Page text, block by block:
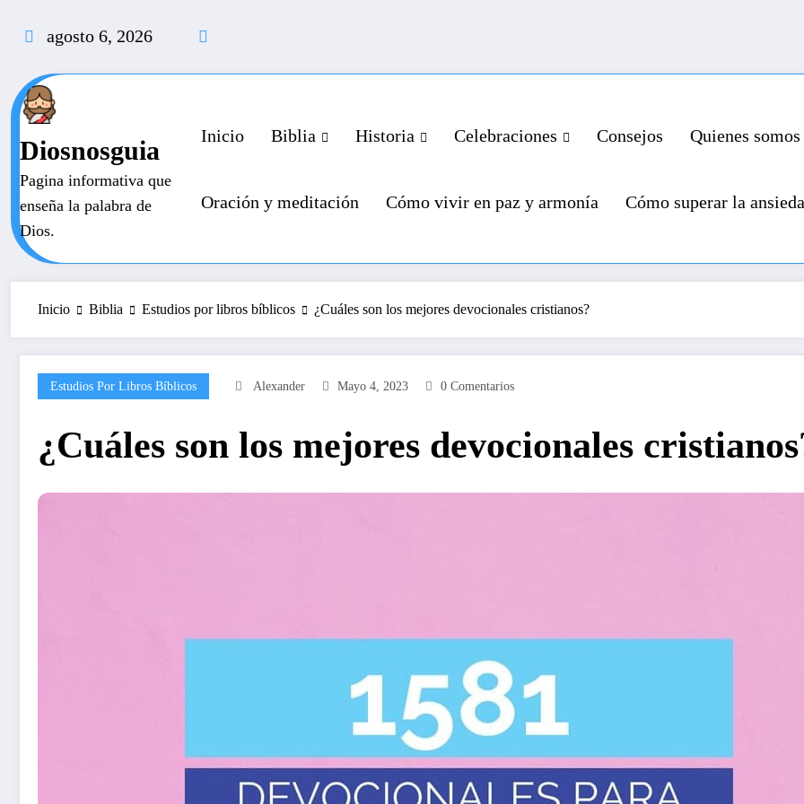
agosto 6, 2026
Diosnosguia
Pagina informativa que
enseña la palabra de
Dios.
Inicio Biblia Historia Celebraciones Consejos Quienes somos
Oración y meditación Cómo vivir en paz y armonía Cómo superar la
Inicio Biblia Estudios por libros bíblicos ¿Cuáles son los mejores devocionales cristianos?
Estudios Por Libros Bíblicos Alexander Mayo 4, 2023 0 Comentarios
¿Cuáles son los mejores devocionales